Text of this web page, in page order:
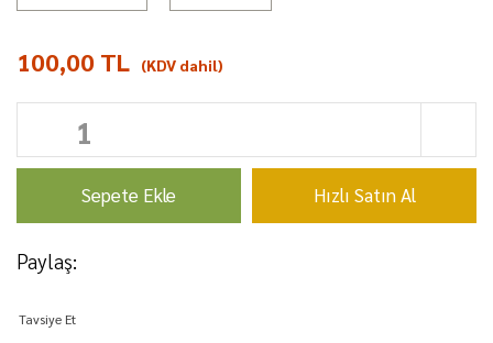
100,00 TL (KDV dahil)
Sepete Ekle Hızlı Satın Al
Paylaş:
Tavsiye Et